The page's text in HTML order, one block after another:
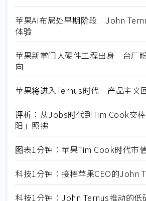
苹果AI布局处早期阶段 John
体验
苹果新掌门人硬件工程出身 台厂
向
苹果将进入Ternus时代 产品主义
评析：从Jobs时代到Tim Cook交
阳」照拂
图表1分钟：苹果Tim Cook时代市
科技1分钟：接棒苹果CEO的John
科技1分钟：John Ternus推动的低